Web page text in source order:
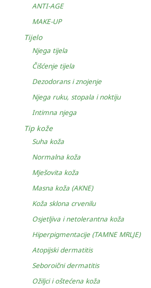
ANTI-AGE
MAKE-UP
Tijelo
Njega tijela
Čišćenje tijela
Dezodorans i znojenje
Njega ruku, stopala i noktiju
Intimna njega
Tip kože
Suha koža
Normalna koža
Mješovita koža
Masna koža (AKNE)
Koža sklona crvenilu
Osjetljiva i netolerantna koža
Hiperpigmentacije (TAMNE MRLJE)
Atopijski dermatitis
Seboroični dermatitis
Ožiljci i oštećena koža